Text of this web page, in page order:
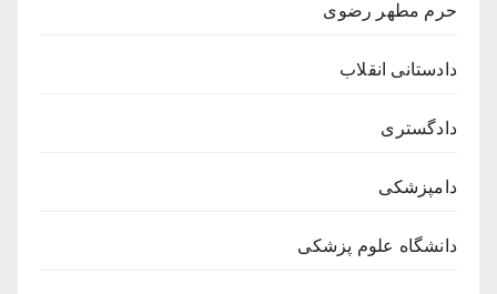
حرم مطهر رضوی
دادستانی انقلاب
دادگستری
دامپزشکی
دانشگاه علوم پزشکی